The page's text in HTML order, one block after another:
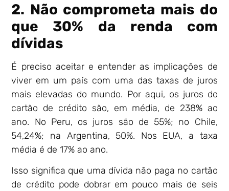
2. Não comprometa mais do
que 30% da renda com
dívidas
É preciso aceitar e entender as implicações de
viver em um país com uma das taxas de juros
mais elevadas do mundo. Por aqui, os juros do
cartão de crédito são, em média, de 238% ao
ano. No Peru, os juros são de 55%; no Chile,
54,24%; na Argentina, 50%. Nos EUA, a taxa
média é de 17% ao ano.
Isso significa que uma dívida não paga no cartão
de crédito pode dobrar em pouco mais de seis